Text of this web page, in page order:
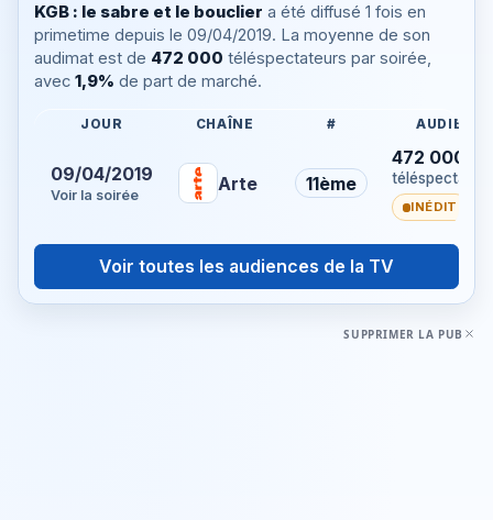
KGB : le sabre et le bouclier a été diffusé 1 fois en
primetime depuis le 09/04/2019. La moyenne de son
audimat est de 472 000 téléspectateurs par soirée,
avec 1,9% de part de marché.
JOUR CHAÎNE # AUDIENCE
09/04/2019
Voir la soirée
Arte 11ème
472 000
INÉDIT
Voir toutes les audiences de la TV
SUPPRIMER LA PUB